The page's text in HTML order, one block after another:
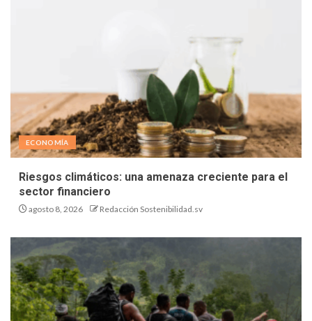
ECONOMÍA
Riesgos climáticos: una amenaza creciente para el
sector financiero
agosto 8, 2026 Redacción Sostenibilidad.sv